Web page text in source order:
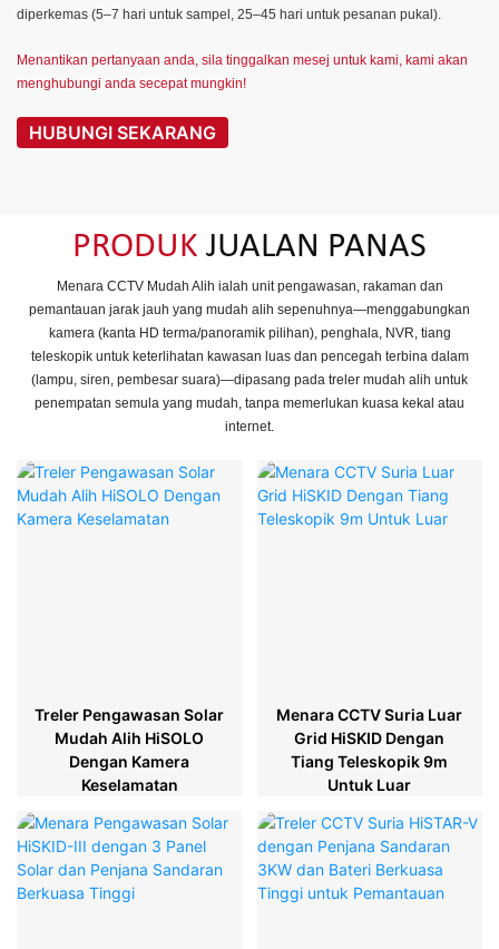
diperkemas (5–7 hari untuk sampel, 25–45 hari untuk pesanan pukal).
Menantikan pertanyaan anda, sila tinggalkan mesej untuk kami, kami akan
menghubungi anda secepat mungkin!
HUBUNGI SEKARANG
PRODUK JUALAN PANAS
Menara CCTV Mudah Alih ialah unit pengawasan, rakaman dan
pemantauan jarak jauh yang mudah alih sepenuhnya—menggabungkan
kamera (kanta HD terma/panoramik pilihan), penghala, NVR, tiang
teleskopik untuk keterlihatan kawasan luas dan pencegah terbina dalam
(lampu, siren, pembesar suara)—dipasang pada treler mudah alih untuk
penempatan semula yang mudah, tanpa memerlukan kuasa kekal atau
internet.
Treler Pengawasan Solar
Mudah Alih HiSOLO
Dengan Kamera
Keselamatan
Menara CCTV Suria Luar
Grid HiSKID Dengan
Tiang Teleskopik 9m
Untuk Luar